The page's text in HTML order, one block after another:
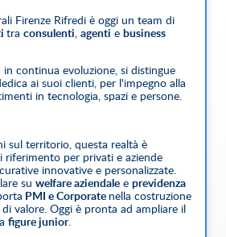
Firenze Rifredi è oggi un team di
tra consulenti, agenti e business
in continua evoluzione, si distingue
ai suoi clienti, per l'impegno alla
in tecnologia, spazi e persone.
sul territorio, questa realtà è
per privati e aziende
innovative e personalizzate.
su welfare aziendale e previdenza
PMI e Corporate nella costruzione
valore. Oggi è pronta ad ampliare il
figure junior.